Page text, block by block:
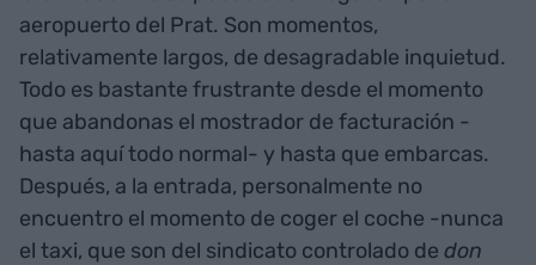
aeropuerto del Prat. Son momentos,
relativamente largos, de desagradable inquietud.
Todo es bastante frustrante desde el momento
que abandonas el mostrador de facturación -
hasta aquí todo normal- y hasta que embarcas.
Después, a la entrada, personalmente no
encuentro el momento de coger el coche -nunca
el taxi, que son del sindicato controlado de don